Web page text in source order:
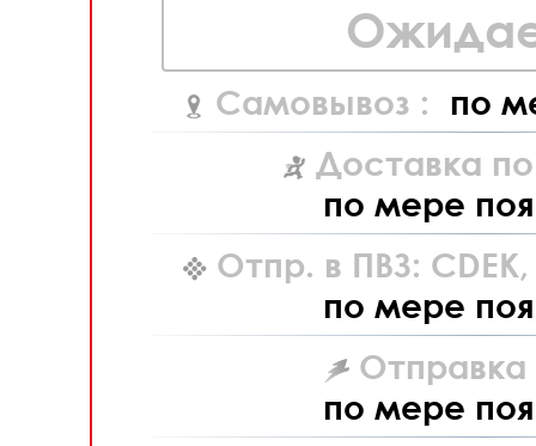
Самовывоз : по
Доставка
по мере
Отпр. в ПВЗ: CDEK,
по мере
Отправка
по мере